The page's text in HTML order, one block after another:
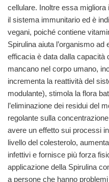
cellulare. Inoltre essa
il sistema immunitario ed è
vegani, poiché contiene
Spirulina aiuta l’organismo
efficacia è data dalla capacità
mancano nel corpo umano,
incrementa la reattività del
modulante), stimola la flora
l’eliminazione dei residui del
regolante sulla
avere un effetto sui processi
livello del colesterolo,
infettivi e fornisce più forza
applicazione della Spirulina
a persone che hanno